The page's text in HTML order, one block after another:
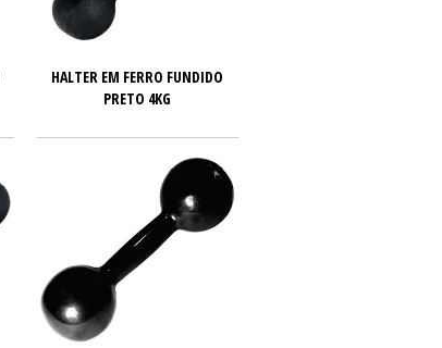
HALTER EM FERRO FUNDIDO
PRETO 4KG